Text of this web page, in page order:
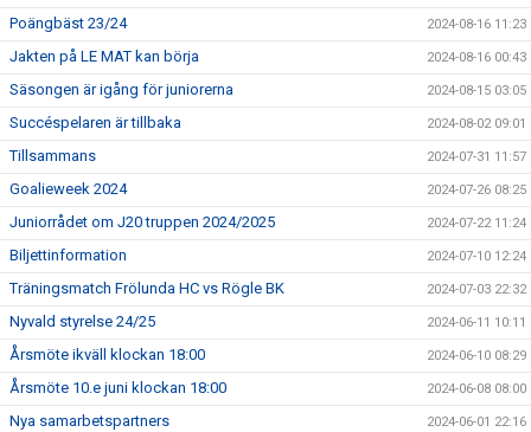
Poängbäst 23/24 2024-08-16 11:23
Jakten på LE MAT kan börja 2024-08-16 00:43
Säsongen är igång för juniorerna 2024-08-15 03:05
Succéspelaren är tillbaka 2024-08-02 09:01
Tillsammans 2024-07-31 11:57
Goalieweek 2024 2024-07-26 08:25
Juniorrådet om J20 truppen 2024/2025 2024-07-22 11:24
Biljettinformation 2024-07-10 12:24
Träningsmatch Frölunda HC vs Rögle BK 2024-07-03 22:32
Nyvald styrelse 24/25 2024-06-11 10:11
Årsmöte ikväll klockan 18:00 2024-06-10 08:29
Årsmöte 10.e juni klockan 18:00 2024-06-08 08:00
Nya samarbetspartners 2024-06-01 22:16